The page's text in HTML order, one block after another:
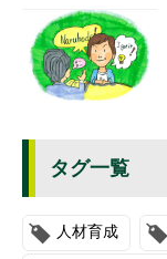
タグ一覧
人材育成